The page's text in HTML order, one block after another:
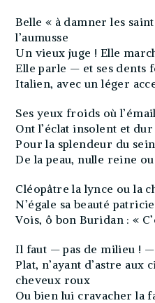
Belle « à damner les
l’aumusse
Un vieux juge ! Elle
Elle parle — et ses
Italien, avec un léger
Ses yeux froids où
Ont l’éclat insolent et
Pour la splendeur du
De la peau, nulle reine
Cléopâtre la lynce ou la
N’égale sa beauté
Vois, ô bon Buridan : «
Il faut — pas de milieu ! —
Plat, n’ayant d’astre aux
cheveux roux
Ou bien lui cravacher la